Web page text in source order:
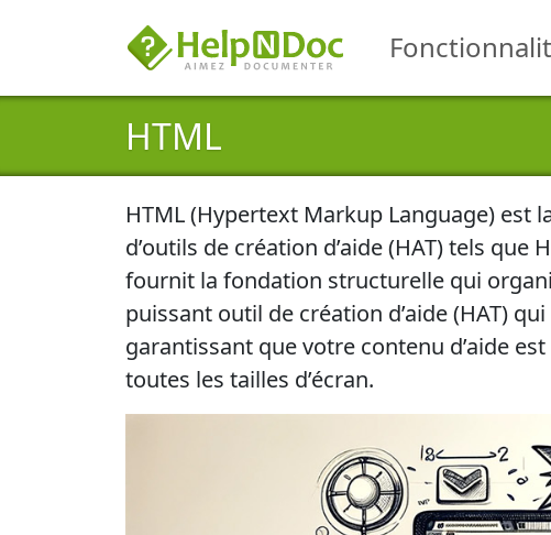
HTML
HTML (Hypertext Markup Language) est
d’outils de création d’aide (HAT) tels
fournit la fondation structurelle qui
puissant outil de création d’aide (HAT)
garantissant que votre contenu d’aide
toutes les tailles d’écran.